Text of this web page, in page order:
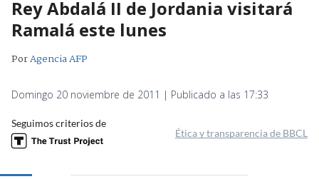
Rey Abdalá II de Jordania visitará
Ramalá este lunes
PorAgencia AFP
Domingo 20 noviembre de 2011 | Publicado a las 17:33
Seguimos criterios de
Ética y transparencia de BBCL